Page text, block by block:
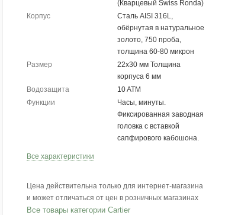
(Кварцевый Swiss Ronda)
Корпус
Сталь AISI 316L,
обёрнутая в натуральное
золото, 750 проба,
толщина 60-80 микрон
Размер
22х30 мм Толщина
корпуса 6 мм
Водозащита
10 ATM
Функции
Часы, минуты.
Фиксированная заводная
головка с вставкой
сапфирового кабошона.
Все характеристики
Цена действительна только для интернет-магазина
и может отличаться от цен в розничных магазинах
Все товары категории Cartier